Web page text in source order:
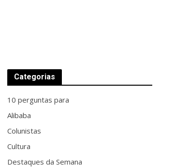
Categorias
10 perguntas para
Alibaba
Colunistas
Cultura
Destaques da Semana